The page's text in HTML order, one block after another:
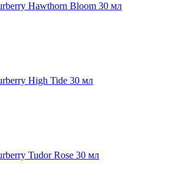
Hawthorn Bloom 30 мл
High Tide 30 мл
Tudor Rose 30 мл